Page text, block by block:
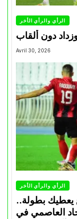
الرأي والرأي الأخر
دون ألقاب
Avril 30, 2026
الرأي والرأي الأخر
يعطيك بطولة..
العاصمي في